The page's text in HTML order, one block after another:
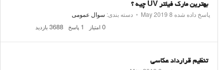
بهترین مارک فیلتر UV چیه ؟
پاسخ داده شده 8 May 2019
⋅ دسته بندی: سوال عمومی
3688 بازدید 1 پاسخ 0 امتیاز
تنظیم قرارداد عکاسی